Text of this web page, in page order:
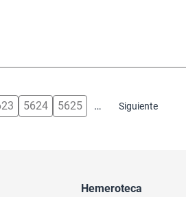
5624 5625 … Siguiente
Siguiente página
Hemeroteca